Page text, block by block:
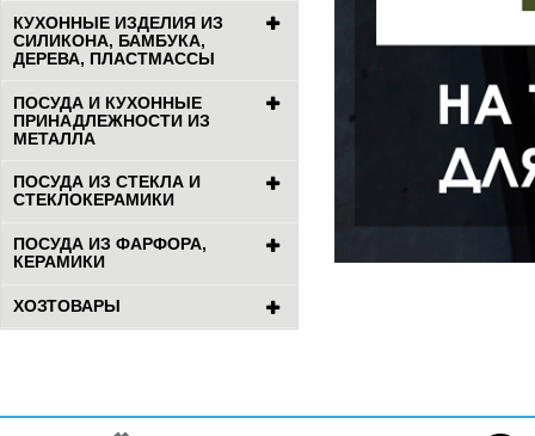
КУХОННЫЕ ИЗДЕЛИЯ ИЗ
СИЛИКОНА, БАМБУКА,
ДЕРЕВА, ПЛАСТМАССЫ
ПОСУДА И КУХОННЫЕ
ПРИНАДЛЕЖНОСТИ ИЗ
МЕТАЛЛА
ПОСУДА ИЗ СТЕКЛА И
СТЕКЛОКЕРАМИКИ
ПОСУДА ИЗ ФАРФОРА,
КЕРАМИКИ
ХОЗТОВАРЫ